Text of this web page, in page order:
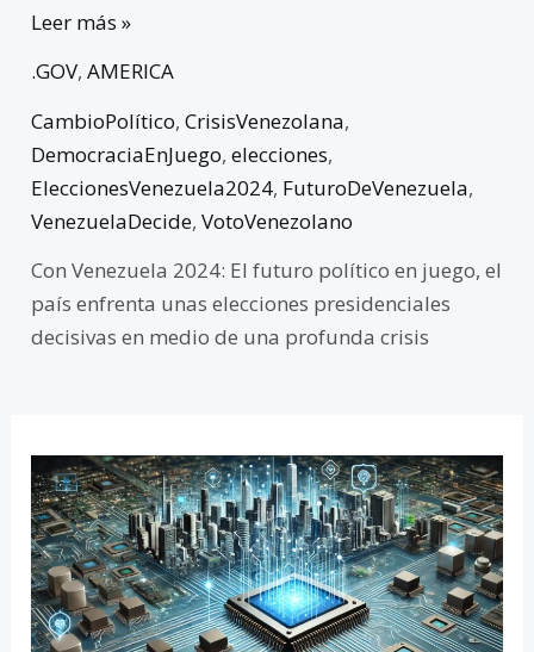
Leer más »
.GOV,AMERICA
CambioPolítico,CrisisVenezolana,
DemocraciaEnJuego,elecciones,
EleccionesVenezuela2024, FuturoDeVenezuela,
VenezuelaDecide,VotoVenezolano
Con Venezuela 2024: El futuro político en juego, el
país enfrenta unas elecciones presidenciales
decisivas en medio de una profunda crisis